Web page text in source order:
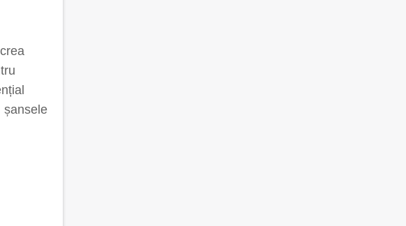
șansele